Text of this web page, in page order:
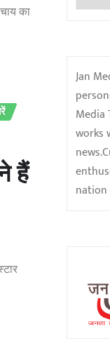
का
हैं
Jan
Media
works